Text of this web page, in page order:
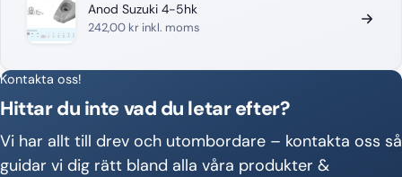
Anod Suzuki 4-5hk
242,00 kr inkl. moms
Kontakta oss!
Hittar du inte vad du letar efter?
Vi har allt till drev och utombordare – kontakta oss så
guidar vi dig rätt bland alla våra produkter &